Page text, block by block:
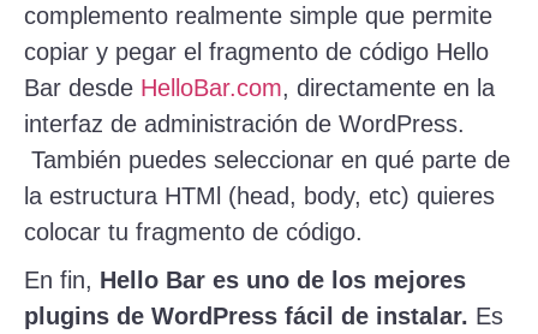
complemento realmente simple que permite
copiar y pegar el fragmento de código Hello
Bar desde HelloBar.com, directamente en la
interfaz de administración de WordPress.
También puedes seleccionar en qué parte de
la estructura HTMl (head, body, etc) quieres
colocar tu fragmento de código.
En fin, Hello Bar es uno de los mejores
plugins de WordPress fácil de instalar. Es